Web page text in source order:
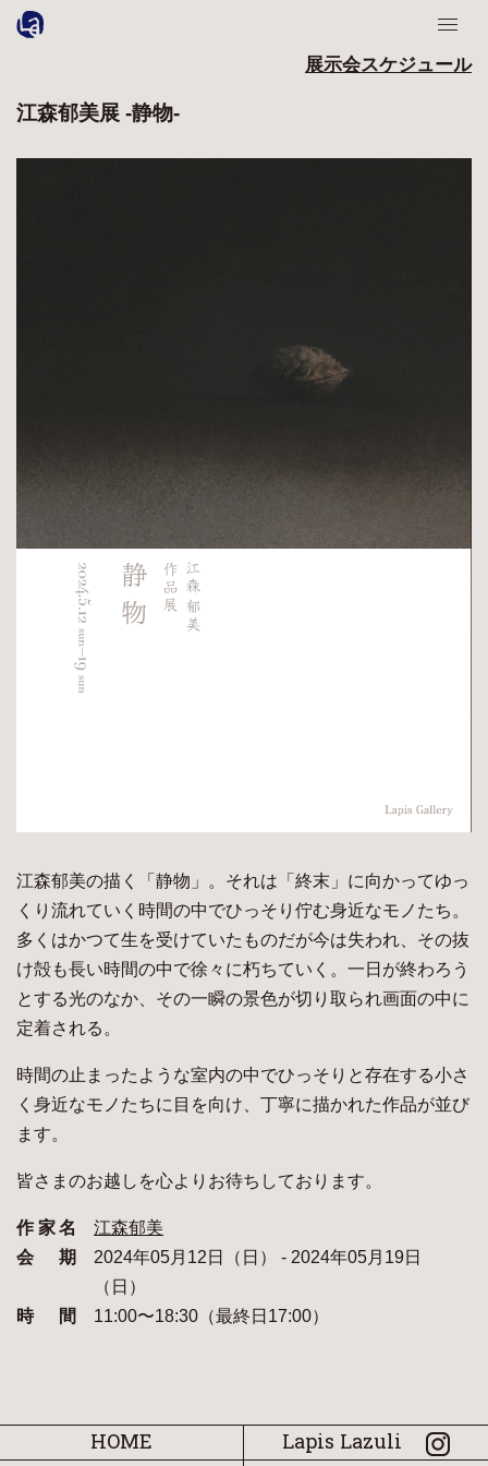
展示会スケジュール
江森郁美展 -静物-
江森郁美の描く「静物」。それは「終末」に向かってゆっ
くり流れていく時間の中でひっそり佇む身近なモノたち。
多くはかつて生を受けていたものだが今は失われ、その抜
け殻も長い時間の中で徐々に朽ちていく。一日が終わろう
とする光のなか、その一瞬の景色が切り取られ画面の中に
定着される。
時間の止まったような室内の中でひっそりと存在する小さ
く身近なモノたちに目を向け、丁寧に描かれた作品が並び
ます。
皆さまのお越しを心よりお待ちしております。
作家名
江森郁美
会期
2024年05月12日（日） - 2024年05月19日
（日）
時間
11:00〜18:30（最終日17:00）
HOME
Lapis Lazuli